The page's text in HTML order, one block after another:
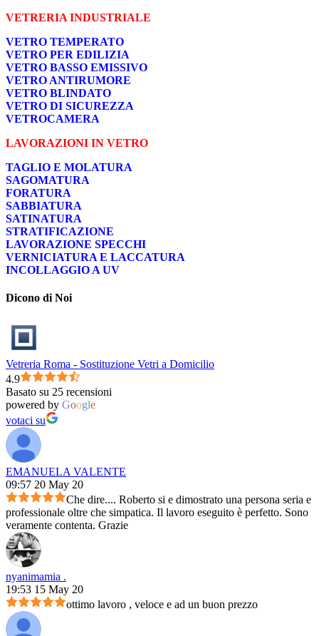
VETRERIA INDUSTRIALE
VETRO TEMPERATO
VETRO PER EDILIZIA
VETRO BASSO EMISSIVO
VETRO ANTIRUMORE
VETRO BLINDATO
VETRO DI SICUREZZA
VETROCAMERA
LAVORAZIONI IN VETRO
TAGLIO E MOLATURA
SAGOMATURA
FORATURA
SABBIATURA
SATINATURA
STRATIFICAZIONE
LAVORAZIONE SPECCHI
VERNICIATURA E LACCATURA
INCOLLAGGIO A UV
Dicono di Noi
Vetreria Roma - Sostituzione Vetri a Domicilio
4.9
Basato su 25 recensioni
powered by Google
votaci su
EMANUELA VALENTE
09:57 20 May 20
Che dire.... Roberto si e dimostrato una persona seria e
professionale oltre che simpatica. Il lavoro eseguito è perfetto. Sono
veramente contenta. Grazie
nyanimamia .
19:53 15 May 20
ottimo lavoro , veloce e ad un buon prezzo